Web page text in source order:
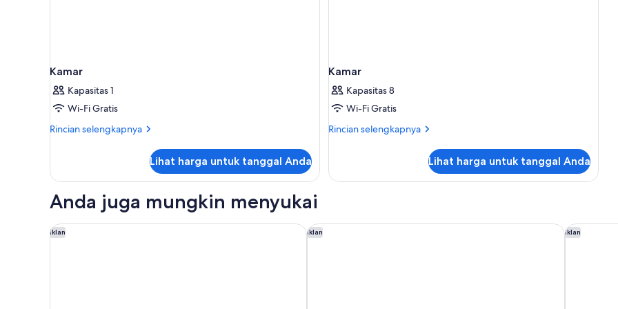
Kamar
Kapasitas 1
Wi-Fi Gratis
Rincian selengkapnya
Rincian
Kamar
Lihat harga untuk tanggal Anda
Kamar
Kapasitas 8
Wi-Fi Gratis
Rincian selengkapnya
Rincian
Kamar
Lihat harga untuk tanggal Anda
Anda juga mungkin menyukai
Iklan
Princess Family Club Riviera - All Inclusive Iklan
Holiday Inn Club Vacations The Royal Haciendas by IHG - All
Iklan
Alila